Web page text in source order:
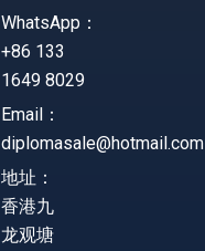
WhatsApp：
+86 133
1649 8029
Email：
diplomasale@hotmail.com
地址：
香港九
龙观塘